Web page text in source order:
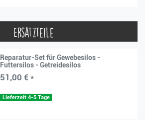
Ersatzteile
Reparatur-Set für Gewebesilos -
Futtersilos - Getreidesilos
51,00 € *
Lieferzeit 4-5 Tage